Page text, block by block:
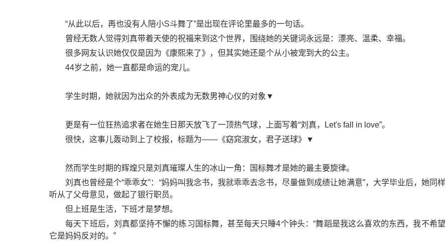
“从此以后，再也没有人陪小S斗舞了”是出现在评论里最多的一句话。
曾经无数人觉得刘真带着天使的祝福来到这个世界，围绕她的关键词永远是：漂亮、温柔、幸福。
很多网友认识她仅仅是因为《康熙来了》，但其实她还是个从小被宠到大的公主。
44岁之前，她一直都是命运的宠儿。
学生时期，她就因为出众的外表成为无数男神心仪的对象▼
更是有一位狂热追求者在她生日那天放飞了一顶热气球，上面写着“刘真，Let's fall in love”。
很快，这事儿轰动到上了校报，标题为——《窈窕淑女，君子送球》▼
然而学生时期的辉煌只是刘真璀璨人生的冰山一角：国标舞才是她的最主要旋律。
刘真也曾经是个“乖乖女”：“妈妈叫我念书，我就乖乖去念书，尽量做到成绩让她满意”，大学毕业后，她同样
听从了父母意见，做起了银行职员。
但上班是生活，下班才是梦想。
每天下班后，刘真都坚持不懈的练习国标舞，甚至每天只睡4个钟头：“舞蹈是我这么喜欢的东西，我不希望
它是妈妈反对的。”